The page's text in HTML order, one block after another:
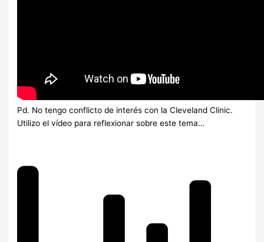
Pd. No tengo conflicto de interés con la Cleveland Clinic.
Utilizo el vídeo para reflexionar sobre este tema…